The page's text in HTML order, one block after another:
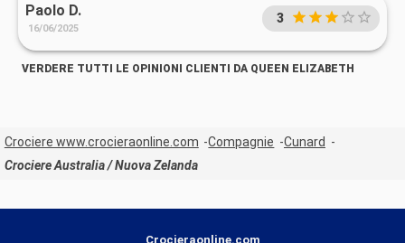
Paolo D.
16/06/2025
3
VERDERE TUTTI LE OPINIONI CLIENTI DA QUEEN ELIZABETH
Crociere www.crocieraonline.com Compagnie
Cunard
Crociere Australia / Nuova Zelanda
Crocieraonline.com